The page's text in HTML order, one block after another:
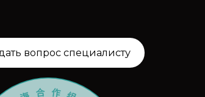
вопрос специалисту